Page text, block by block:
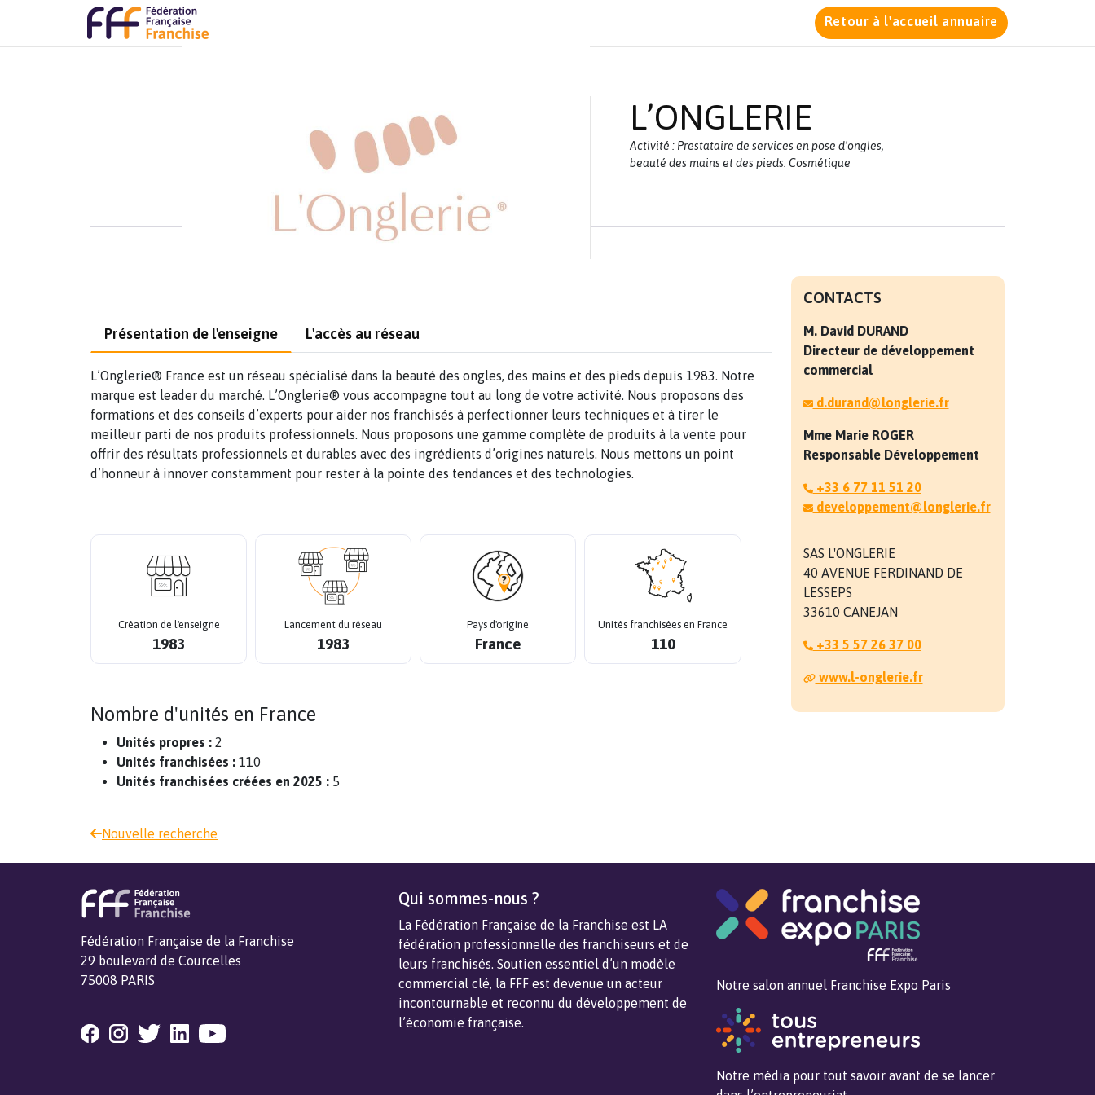
Retour à l'accueil annuaire
L’ONGLERIE
Activité : Prestataire de services en pose d’ongles,
beauté des mains et des pieds. Cosmétique
Présentation de l'enseigne L'accès au réseau
L’Onglerie® France est un réseau spécialisé dans la beauté des ongles, des mains et des pieds depuis 1983. Notre
marque est leader du marché. L’Onglerie® vous accompagne tout au long de votre activité. Nous proposons des
formations et des conseils d’experts pour aider nos franchisés à perfectionner leurs techniques et à tirer le
meilleur parti de nos produits professionnels. Nous proposons une gamme complète de produits à la vente pour
offrir des résultats professionnels et durables avec des ingrédients d’origines naturels. Nous mettons un point
d’honneur à innover constamment pour rester à la pointe des tendances et des technologies.
Création de l'enseigne
1983
Lancement du réseau
1983
Pays d'origine
France
Unités franchisées en France
110
Nombre d'unités en France
Unités propres : 2
Unités franchisées : 110
Unités franchisées créées en 2025 : 5
CONTACTS
M. David DURAND
Directeur de développement
commercial
d.durand@longlerie.fr
Mme Marie ROGER
Responsable Développement
+33 6 77 11 51 20
developpement@longlerie.fr
SAS L'ONGLERIE
40 AVENUE FERDINAND DE
LESSEPS
33610 CANEJAN
+33 5 57 26 37 00
www.l-onglerie.fr
Nouvelle recherche
Fédération Française de la Franchise
29 boulevard de Courcelles
75008 PARIS
Qui sommes-nous ?
La Fédération Française de la Franchise est LA
fédération professionnelle des franchiseurs et de
leurs franchisés. Soutien essentiel d’un modèle
commercial clé, la FFF est devenue un acteur
incontournable et reconnu du développement de
l’économie française.
Notre salon annuel Franchise Expo Paris
Notre média pour tout savoir avant de se lancer